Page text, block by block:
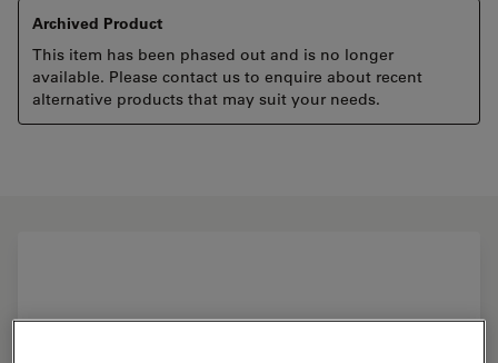
Archived Product
This item has been phased out and is no longer
available. Please contact us to enquire about recent
alternative products that may suit your needs.